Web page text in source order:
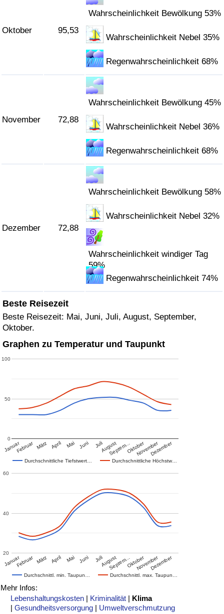
Oktober 95,53
Wahrscheinlichkeit Bewölkung 53%
Wahrscheinlichkeit Nebel 35%
Regenwahrscheinlichkeit 68%
November 72,88
Wahrscheinlichkeit Bewölkung 45%
Wahrscheinlichkeit Nebel 36%
Regenwahrscheinlichkeit 68%
Dezember 72,88
Wahrscheinlichkeit Bewölkung 58%
Wahrscheinlichkeit Nebel 32%
Wahrscheinlichkeit windiger Tag
59%
Regenwahrscheinlichkeit 74%
Beste Reisezeit
Beste Reisezeit: Mai, Juni, Juli, August, September,
Oktober.
Graphen zu Temperatur und Taupunkt
Durchschnittliche Tiefstwert… Durchschnittliche Höchstw…
JanuarFebruar März April Mai Juni JuliAugustSeptem…OktoberNovemberDezember
0
50
100
Durchschnittl. min. Taupun… Durchschnittl. max. Taupun…
JanuarFebruar März April Mai Juni JuliAugustSeptem…OktoberNovemberDezember
20
40
60
Mehr Infos:
Lebenshaltungskosten | Kriminalität | Klima
|Gesundheitsversorgung | Umweltverschmutzung